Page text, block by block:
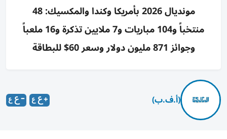
مونديال 2026 بأمريكا وكندا والمكسيك: 48
منتخباً و104 مباريات و7 ملايين تذكرة و16 ملعباً
وجوائز 871 مليون دولار وسعر 60$ للبطاقة
(أ.ف.ب)